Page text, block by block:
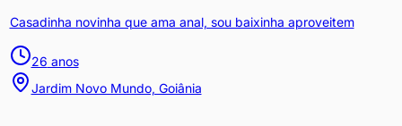
Casadinha novinha que ama anal, sou baixinha aproveitem
26 anos
Jardim Novo Mundo, Goiânia